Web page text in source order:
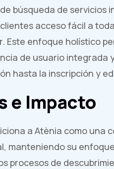
búsqueda de servicios
acceso fácil a
Este enfoque holístico
de usuario integrada
hasta la inscripción y
e Impacto
a Atènia como una
manteniendo su
procesos de